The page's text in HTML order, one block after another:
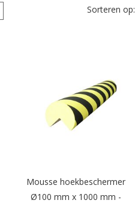
Sorteren op
Mousse hoekbeschermer
Ø100 mm x 1000 mm -